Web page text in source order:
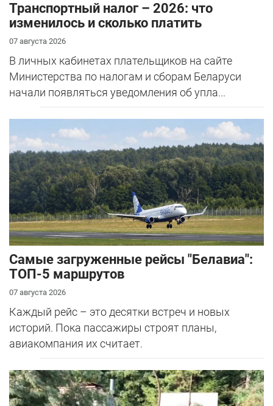
Транспортный налог – 2026: что
изменилось и сколько платить
07 августа 2026
В личных кабинетах плательщиков на сайте
Министерства по налогам и сборам Беларуси
начали появляться уведомления об упла...
Самые загруженные рейсы "Белавиа":
ТОП-5 маршрутов
07 августа 2026
Каждый рейс – это десятки встреч и новых
историй. Пока пассажиры строят планы,
авиакомпания их считает.